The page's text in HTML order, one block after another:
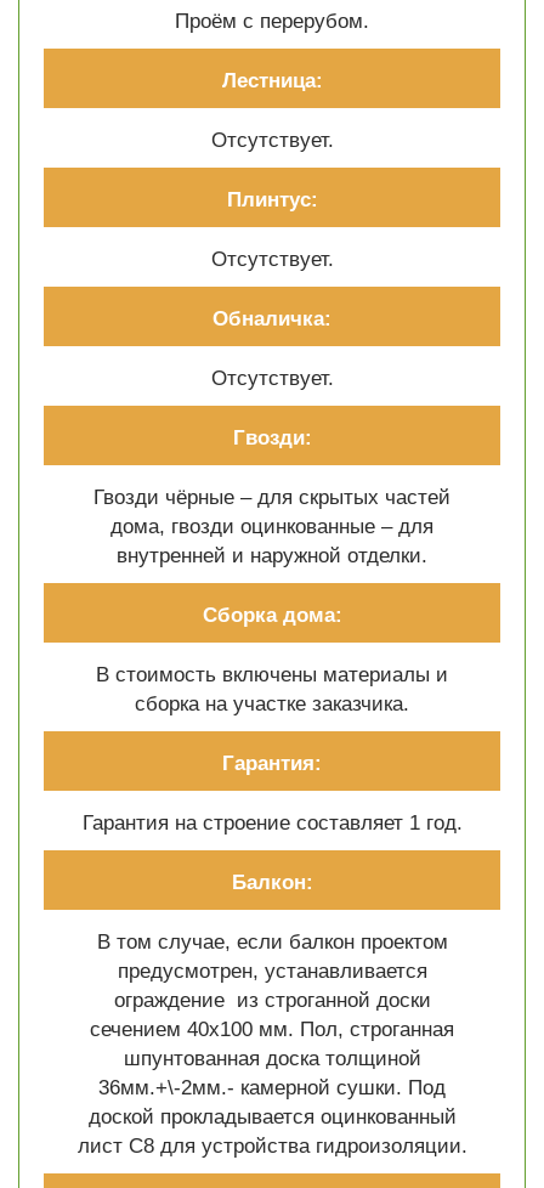
Проём с перерубом.
Лестница:
Отсутствует.
Плинтус:
Отсутствует.
Обналичка:
Отсутствует.
Гвозди:
Гвозди чёрные – для скрытых частей
дома, гвозди оцинкованные – для
внутренней и наружной отделки.
Сборка дома:
В стоимость включены материалы и
сборка на участке заказчика.
Гарантия:
Гарантия на строение составляет 1 год.
Балкон:
В том случае, если балкон проектом
предусмотрен, устанавливается
ограждение из строганной доски
сечением 40х100 мм. Пол, строганная
шпунтованная доска толщиной
36мм.+\-2мм.- камерной сушки. Под
доской прокладывается оцинкованный
лист C8 для устройства гидроизоляции.